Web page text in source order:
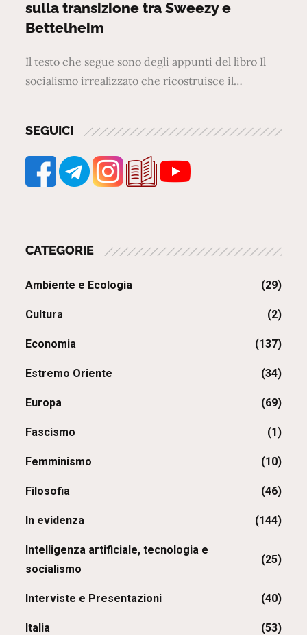
sulla transizione tra Sweezy e
Bettelheim
Il testo che segue sono degli appunti del libro Il
socialismo irrealizzato che ricostruisce il…
SEGUICI
CATEGORIE
Ambiente e Ecologia (29)
Cultura (2)
Economia (137)
Estremo Oriente (34)
Europa (69)
Fascismo (1)
Femminismo (10)
Filosofia (46)
In evidenza (144)
Intelligenza artificiale, tecnologia e
socialismo
(25)
Interviste e Presentazioni (40)
Italia (53)